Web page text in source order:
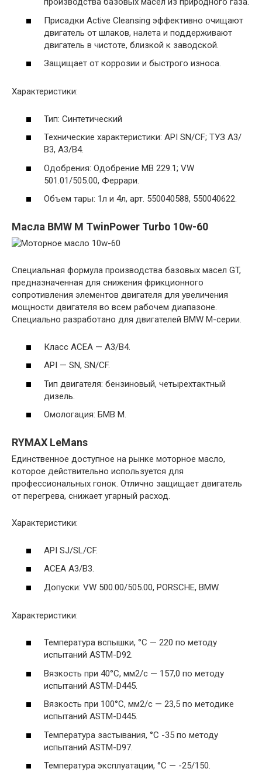
Присадки Active Cleansing эффективно очищают
двигатель от шлаков, налета и поддерживают
двигатель в чистоте, близкой к заводской.
Защищает от коррозии и быстрого износа.
Характеристики:
Тип: Синтетический
Технические характеристики: API SN/CF; ТУЗ А3/
В3, А3/В4.
Одобрения: Одобрение MB 229.1; VW
501.01/505.00, Феррари.
Объем тары: 1л и 4л, арт. 550040588, 550040622.
Масла BMW M TwinPower Turbo 10w-60
Специальная формула производства базовых масел GT,
предназначенная для снижения фрикционного
сопротивления элементов двигателя для увеличения
мощности двигателя во всем рабочем диапазоне.
Специально разработано для двигателей BMW M-серии.
Класс ACEA — А3/В4.
API — SN, SN/CF.
Тип двигателя: бензиновый, четырехтактный
дизель.
Омологация: БМВ М.
RYMAX LeMans
Единственное доступное на рынке моторное масло,
которое действительно используется для
профессиональных гонок. Отлично защищает двигатель
от перегрева, снижает угарный расход.
Характеристики:
API SJ/SL/CF.
АСЕА А3/В3.
Допуски: VW 500.00/505.00, PORSCHE, BMW.
Характеристики:
Температура вспышки, °С — 220 по методу
испытаний ASTM-D92.
Вязкость при 40°С, мм2/с — 157,0 по методу
испытаний ASTM-D445.
Вязкость при 100°С, мм2/с — 23,5 по методике
испытаний ASTM-D445.
Температура застывания, °С -35 по методу
испытаний ASTM-D97.
Температура эксплуатации, °С — -25/150.